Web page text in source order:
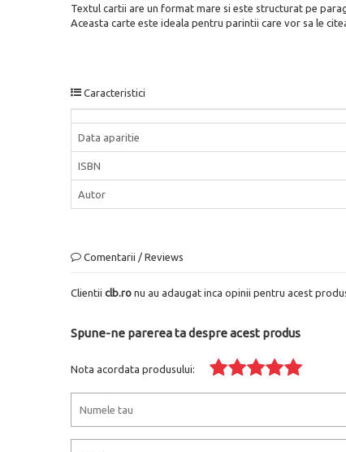
Textul cartii are un format mare si este structurat pe
Aceasta carte este ideala pentru parintii care vor sa le
Caracteristici
Data aparitie
ISBN
Autor
Comentarii / Reviews
Clientii clb.ro nu au adaugat inca opinii pentru acest
Spune-ne parerea ta despre acest produs
Nota acordata produsului: